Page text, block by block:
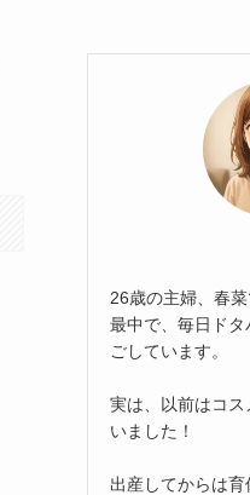
26歳の主婦、春
最中で、毎日ド
ごしています。
実は、以前はコ
いました！
出産してからは育